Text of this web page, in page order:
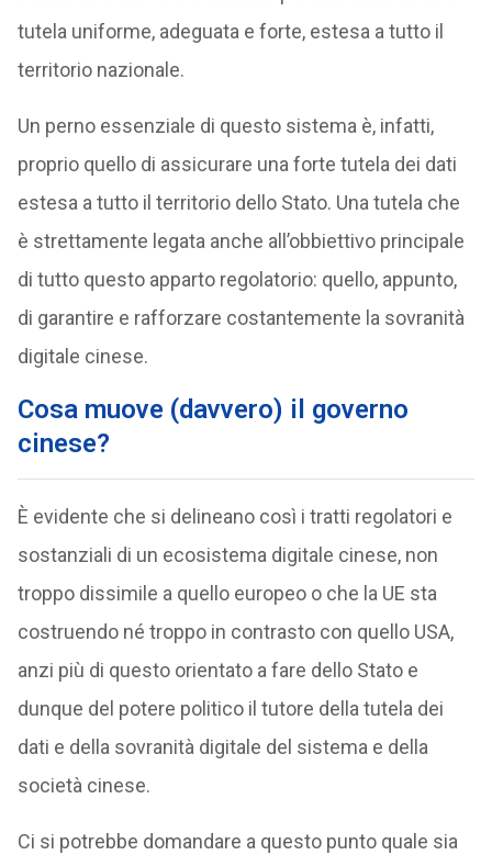
tutela uniforme, adeguata e forte, estesa a tutto il
territorio nazionale.
Un perno essenziale di questo sistema è, infatti,
proprio quello di assicurare una forte tutela dei dati
estesa a tutto il territorio dello Stato. Una tutela che
è strettamente legata anche all’obbiettivo principale
di tutto questo apparto regolatorio: quello, appunto,
di garantire e rafforzare costantemente la sovranità
digitale cinese.
Cosa muove (davvero) il governo
cinese?
È evidente che si delineano così i tratti regolatori e
sostanziali di un ecosistema digitale cinese, non
troppo dissimile a quello europeo o che la UE sta
costruendo né troppo in contrasto con quello USA,
anzi più di questo orientato a fare dello Stato e
dunque del potere politico il tutore della tutela dei
dati e della sovranità digitale del sistema e della
società cinese.
Ci si potrebbe domandare a questo punto quale sia